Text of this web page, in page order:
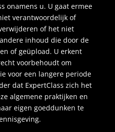
onamens u. U gaat ermee
verantwoordelijk of
of het niet
inhoud die door de
of geüpload. U erkent
voorbehoudt om
voor een langere periode
dat ExpertClass zich het
algemene praktijken en
eigen goeddunken te